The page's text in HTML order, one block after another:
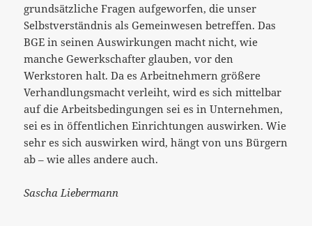
grundsätzliche Fragen aufgeworfen, die unser
Selbstverständnis als Gemeinwesen betreffen. Das
BGE in seinen Auswirkungen macht nicht, wie
manche Gewerkschafter glauben, vor den
Werkstoren halt. Da es Arbeitnehmern größere
Verhandlungsmacht verleiht, wird es sich mittelbar
auf die Arbeitsbedingungen sei es in Unternehmen,
sei es in öffentlichen Einrichtungen auswirken. Wie
sehr es sich auswirken wird, hängt von uns Bürgern
ab – wie alles andere auch.
Sascha Liebermann